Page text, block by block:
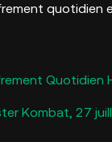
quotidien
Quotidien
Kombat, 27